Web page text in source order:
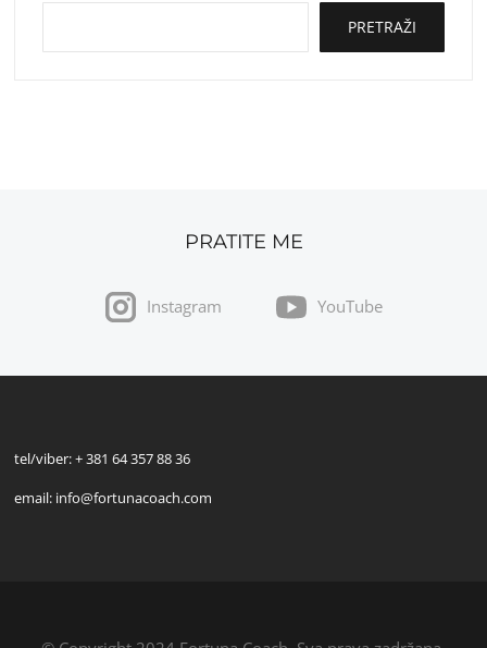
PRETRAŽI
PRATITE ME
Instagram YouTube
tel/viber: + 381 64 357 88 36
email: info@fortunacoach.com